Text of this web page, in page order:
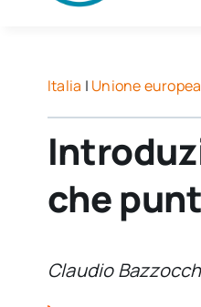
Italia | Unione europea
che
Claudio